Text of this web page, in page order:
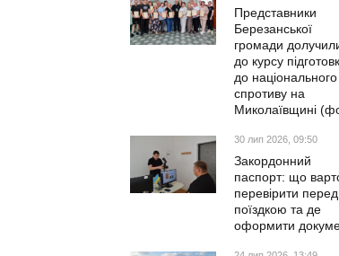
Представники
Березанської
громади
до курсу
до національного
спротиву на
Миколаївщині
30 лип 2026, 09:50
Закордонний
паспорт: що
перевірити перед
поїздкою та де
оформити